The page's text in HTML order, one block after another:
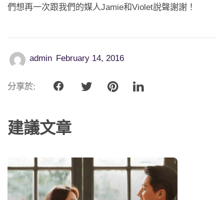
們想再一次跟我們的媒人Jamie和Violet說聲謝謝！
admin February 14, 2016
分享於:
建議文章